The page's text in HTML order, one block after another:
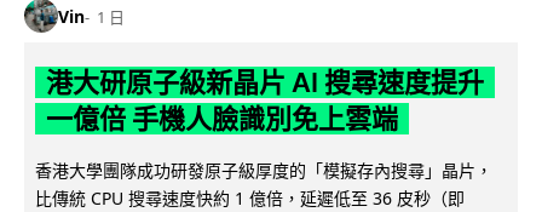
Vin 1 日
港大研原子級新晶片 AI 搜尋速度提升
一億倍 手機人臉識別免上雲端
香港大學團隊成功研發原子級厚度的「模擬存內搜尋」晶片，
比傳統 CPU 搜尋速度快約 1 億倍，延遲低至 36 皮秒（即